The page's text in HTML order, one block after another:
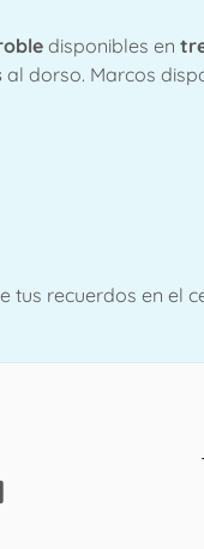
disponibles en
al dorso. Marcos
tus recuerdos en el